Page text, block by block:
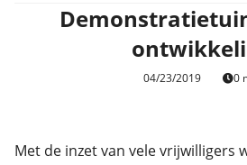
04/23/2019 0
Met de inzet van vele vrijwilligers